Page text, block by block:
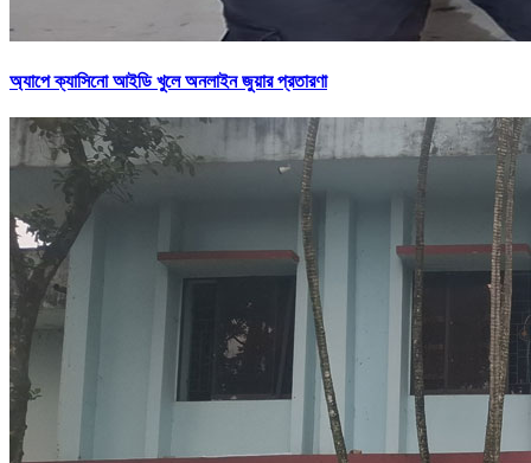
অ্যাপে ক্যাসিনো আইডি খুলে অনলাইন জুয়ার প্রতারণা